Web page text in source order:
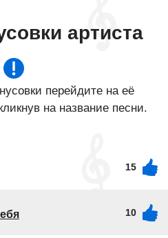
артиста
перейдите на её
на название песни.
15
10